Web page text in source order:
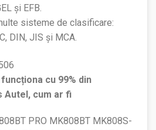
și EFB.
sisteme de clasificare:
DIN, JIS și MCA.
cu 99% din
Autel, cum ar fi
PRO MK808BT MK808S-